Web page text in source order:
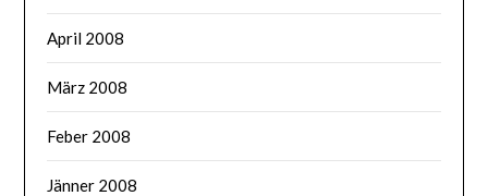
April 2008
März 2008
Feber 2008
Jänner 2008